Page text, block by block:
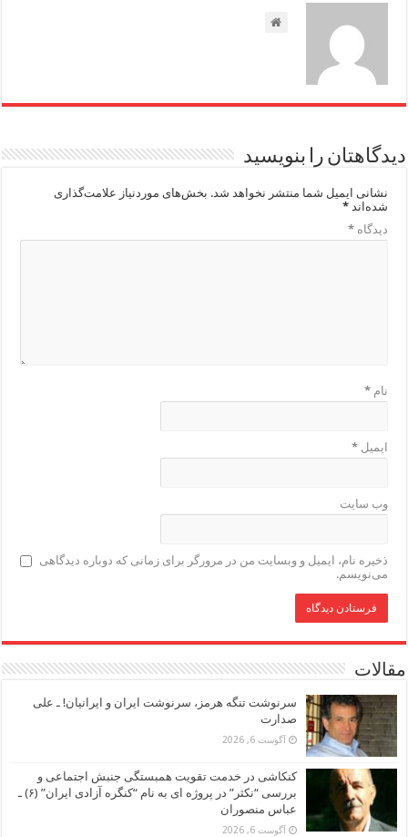
دیدگاهتان را بنویسید
نشانی ایمیل شما منتشر نخواهد شد. بخش‌های موردنیاز علامت‌گذاری
شده‌اند*
دیدگاه*
نام*
ایمیل*
وب‌ سایت
ذخیره نام، ایمیل و وبسایت من در مرورگر برای زمانی که دوباره دیدگاهی
می‌نویسم.
مقالات
سرنوشت تنگه هرمز، سرنوشت ایران و ایرانیان! ـ علی
صدارت
آگوست 6, 2026
کنکاشی در خدمت تقویت همبستگی جنبش اجتماعی و
بررسی “نکثر” در پروژه ای به نام “کنگره آزادی ایران” (۶) ـ
عباس منصوران
آگوست 6, 2026